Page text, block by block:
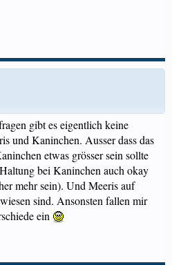
gibt es eigentlich keine
und Kaninchen. Ausser dass das
etwas grösser sein sollte
bei Kaninchen auch okay
mehr sein). Und Meeris auf
sind. Ansonsten fallen mir
ein